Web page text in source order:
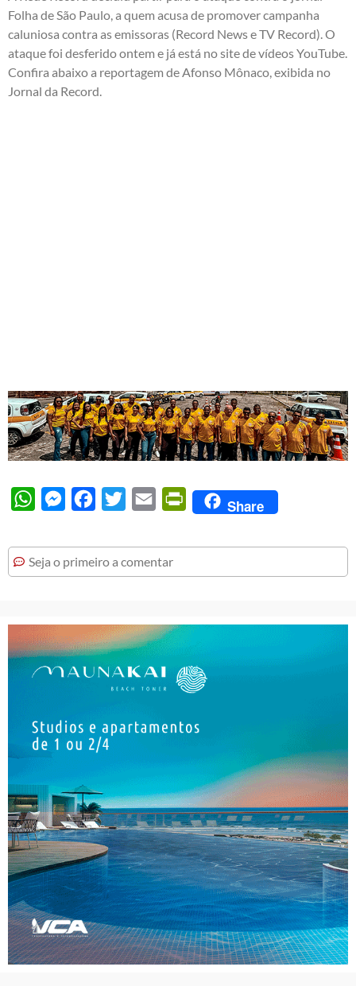
Folha de São Paulo, a quem acusa de promover campanha
caluniosa contra as emissoras (Record News e TV Record). O
ataque foi desferido ontem e já está no site de vídeos YouTube.
Confira abaixo a reportagem de Afonso Mônaco, exibida no
Jornal da Record.
WhatsAppMessengerFacebook
Twitter Email PrintFriendly
Share
Seja o primeiro a comentar